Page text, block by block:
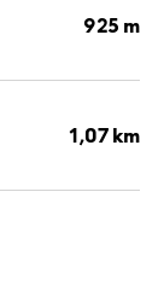
925 m
1,07 km